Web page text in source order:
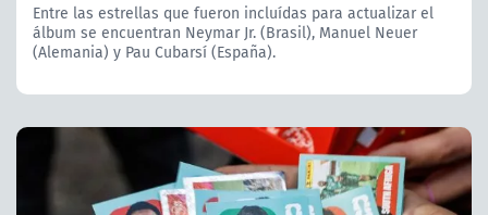
Entre las estrellas que fueron incluídas para actualizar el
álbum se encuentran Neymar Jr. (Brasil), Manuel Neuer
(Alemania) y Pau Cubarsí (España).